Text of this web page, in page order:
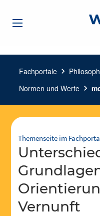
Fachportale chevron_right
Normen und Werte chevron_right
Themenseite im
unterschiedliche
Vernunft